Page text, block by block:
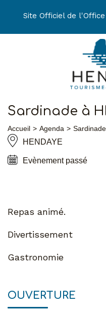
Site Officiel de
Sardinade à
Accueil Agenda Sardinade
HENDAYE
Evènement passé
Repas animé.
Divertissement
Gastronomie
OUVERTURE